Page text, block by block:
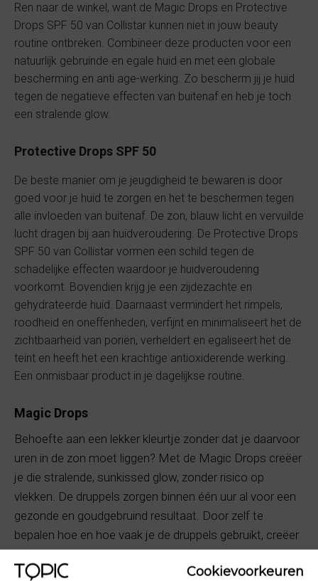
Cookievoorkeuren
Ren naar de winkel, want de Magic Drops en Protective
Drops SPF 50 van Collistar kunnen niet in jouw beauty
routine ontbreken. Combineer deze producten voor een
natuurlijk gebruinde en egale huid en met een globale
bescherming en anti age-werking. Zo bescherm jij je huid
tegen de negatieve effecten van buitenaf en heb je toch
een stralende glow.
Protective Drops SPF 50
De beste manier om je jeugdigheid te bewaren is door
goed voor je huid te zorgen en het te beschermen tegen
alle invloeden van buitenaf. De zon, blauw licht en vervuilde
lucht dragen bij aan huidveroudering. De Protective Drops
SPF 50 van Collistar vormen een schild tegen de
schadelijke effecten waardoor je huidveroudering
voorkomt. Bovendien krijg je een zijdezachte en
gehydrateerde huid. Daarnaast vermindert het rimpels,
roodheid en oneffenheden, verfijnt en minimaliseert het de
zichtbaarheid van poriën, verheldert en egaliseert het de
teint en heeft het een krachtige antioxiderende werking.
Een onmisbaar product in je dagelijkse routine.
Magic Drops
Behoefte aan een lekker kleurtje zonder dat je daarvoor
uren in de zon moet liggen? Met de Magic Drops creëer
je die stralende, sunkissed glow, zonder risico op
vlekken. De druppels zorgen binnen één uur al voor een
gezonde en goudgebruind resultaat. Door zelf te
bepalen hoe en hoe vaak je de druppels gebruikt, creëer
je de voor jou ideale teint. Het product werkt in minder
dan een uur en bevat unieke ingrediënten die je huid niet